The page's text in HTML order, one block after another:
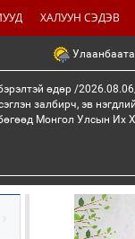
ХАЛУУН СЭДЭВ
өдөр /
залбирч, эв
Монгол Улсын